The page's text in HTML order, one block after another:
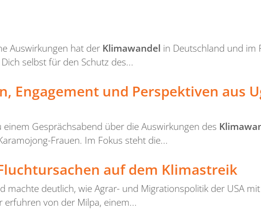
Auswirkungen hat der Klimawandel in Deutschland und im
selbst für den Schutz des...
Engagement und Perspektiven aus
Gesprächsabend über die Auswirkungen des
Frauen. Im Fokus steht die...
auf dem Klimastreik
machte deutlich, wie Agrar- und Migrationspolitik der USA mit
erfuhren von der Milpa, einem...